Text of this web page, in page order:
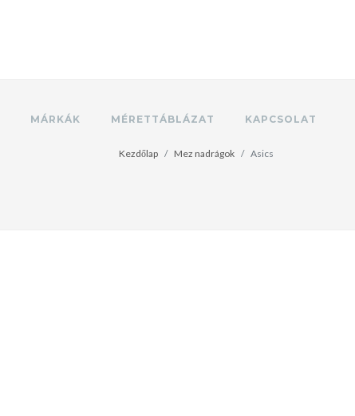
MÁRKÁK MÉRETTÁBLÁZAT KAPCSOLAT
Kezdőlap Mez nadrágok Asics